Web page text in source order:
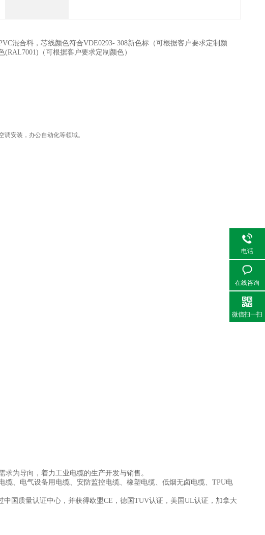
混合料，芯线颜色符合VDE0293- 308新色标（可根据客户要求定制颜
（可根据客户要求定制颜色）
安装，办公自动化等领域。
为导向，着力工业电缆的生产开发与销售。
、电气设备用电缆、安防监控电缆、橡塑电缆、低烟无卤电缆、TPU电
国质量认证中心，并获得欧盟CE，德国TUV认证，美国UL认证，加拿大
电话
在线咨询
微信扫一扫